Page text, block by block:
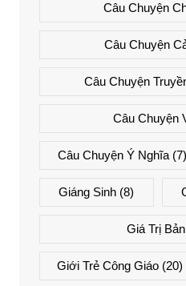
Câu Chuyện
Câu Chuyện
Câu Chuyện
Câu Chuyện
Câu Chuyện Ý Nghĩa(7)
Giáng Sinh (8)
Giá Trị
Giới Trẻ Công Giáo(20)